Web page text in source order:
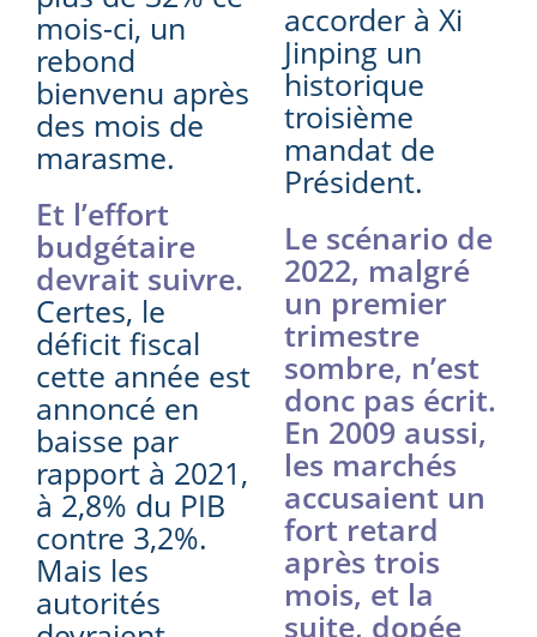
mois-ci, un
rebond
bienvenu après
des mois de
marasme.
Et l’effort
budgétaire
devrait suivre.
Certes, le
déficit fiscal
cette année est
annoncé en
baisse par
rapport à 2021,
à 2,8% du PIB
contre 3,2%.
Mais les
autorités
accorder à Xi
Jinping un
historique
troisième
mandat de
Président.
Le scénario de
2022, malgré
un premier
trimestre
sombre, n’est
donc pas écrit.
En 2009 aussi,
les marchés
accusaient un
fort retard
après trois
mois, et la
suite, dopée